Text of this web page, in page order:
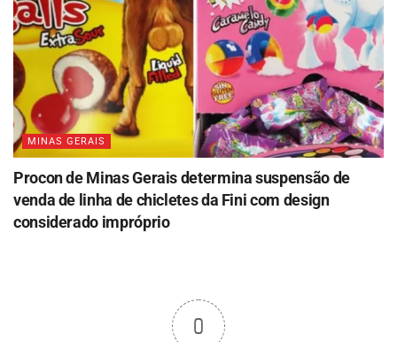
MINAS GERAIS
Procon de Minas Gerais determina suspensão de
venda de linha de chicletes da Fini com design
considerado impróprio
0